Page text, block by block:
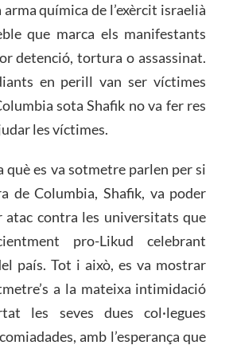
química de l’exèrcit israelià
que marca els manifestants
detenció, tortura o assassinat.
en perill van ser víctimes
sota Shafik no va fer res
les víctimes.
què es va sotmetre parlen per si
de Columbia, Shafik, va poder
contra les universitats que
pro-Likud celebrant
país. Tot i això, es va mostrar
a la mateixa intimidació
les seves dues col·legues
amb l’esperança que